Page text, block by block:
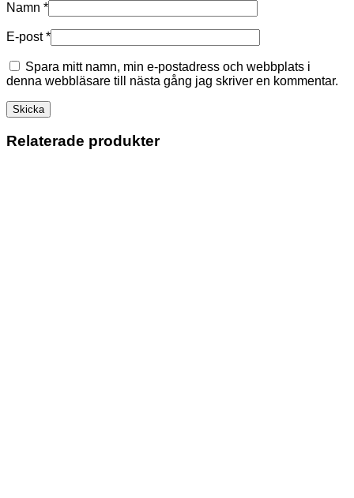
Namn *
E-post*
Spara mitt namn, min e-postadress och webbplats i
denna webbläsare till nästa gång jag skriver en kommentar.
Relaterade produkter